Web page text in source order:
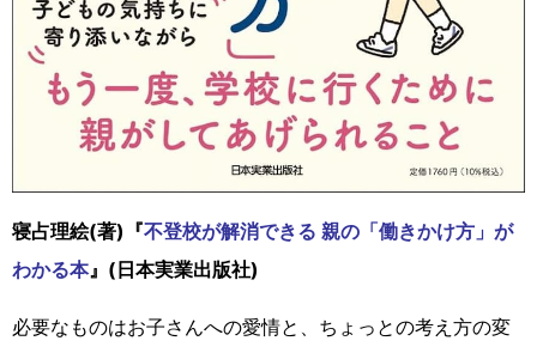
寝占理絵(著)『不登校が解消できる 親の「働きかけ方」が
わかる本』(日本実業出版社)
必要なものはお子さんへの愛情と、ちょっとの考え方の変